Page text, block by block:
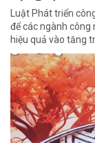
Luật Phát triển
để các ngành công
hiệu quả vào tăng